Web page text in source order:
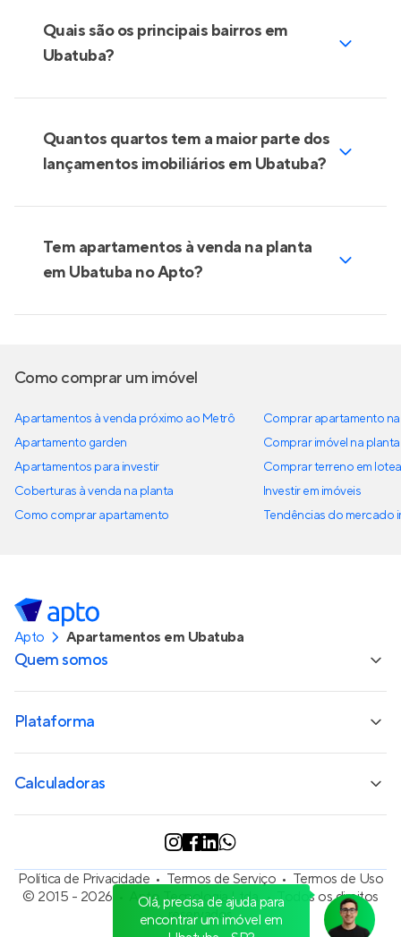
Quais são os principais bairros em
Ubatuba?
Quantos quartos tem a maior parte dos
lançamentos imobiliários em Ubatuba?
Tem apartamentos à venda na planta
em Ubatuba no Apto?
Olá, precisa de ajuda para
encontrar um imóvel em
Como comprar um imóvel
Apartamentos à venda próximo ao Metrô
Apartamento garden
Apartamentos para investir
Coberturas à venda na planta
Como comprar apartamento
Comprar apartamento
Comprar imóvel na planta
Comprar terreno em
Investir em imóveis
Tendências do mercado
Apto Apartamentos em Ubatuba
Quem somos
Plataforma
Calculadoras
Política de Privacidade Termos de Serviço
Termos de Uso
© 2015 - 2026
Apto Tecnologia Ltda.
Todos os direitos
reservados